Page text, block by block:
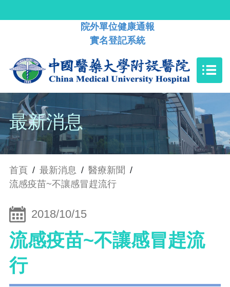
院外單位健康通報
實名登記系統
最新消息
首頁 / 最新消息 / 醫療新聞 /
流感疫苗~不讓感冒趕流行
2018/10/15
流感疫苗~不讓感冒趕流
行